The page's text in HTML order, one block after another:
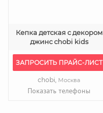
Кепка детская с декором
джинс chobi kids
ЗАПРОСИТЬ ПРАЙС-ЛИСТ
chobi, Москва
Показать телефоны